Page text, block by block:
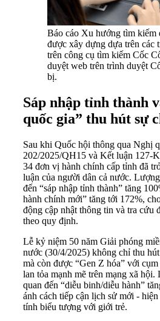
Báo cáo Xu hướng tìm kiếm
được xây dựng dựa trên các
trên công cụ tìm kiếm Cốc
duyệt web trên trình duyệt
bị.
Sáp nhập tỉnh thành
quốc gia” thu hút sự
Sau khi Quốc hội thông qua Nghị
202/2025/QH15 và Kết luận 127-
34 đơn vị hành chính cấp tỉnh đã
luận của người dân cả nước.
đến “sáp nhập tỉnh thành” tăng
hành chính mới” tăng tới 172%,
động cập nhật thông tin và tra cứu
theo quy định.
Lễ kỷ niệm 50 năm Giải phóng
nước (30/4/2025) không chỉ thu
mà còn được “Gen Z hóa” với
lan tỏa mạnh mẽ trên mạng xã
quan đến “diễu binh/diễu hành”
ánh cách tiếp cận lịch sử mới -
tính biểu tượng với giới trẻ.